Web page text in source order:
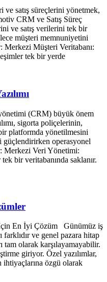
satış süreçlerini yönetmek,
CRM ve Satış Süreç
ve satış verilerini tek bir
müşteri memnuniyetini
Merkezi Müşteri Veritabanı:
tek bir yerde
(CRM) büyük önem
sigorta poliçelerinin,
platformda yönetilmesini
güçlendirirken operasyonel
Merkezi Veri Yönetimi:
bir veritabanında saklanır.
İçin En İyi Çözüm Günümüz iş
ve genel pazara hitap
tam olarak karşılayamayabilir.
giriyor. Özel yazılımlar,
özgü olarak